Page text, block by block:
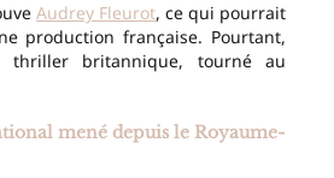
Audrey Fleurot, ce qui pourrait
production française. Pourtant,
britannique, tourné au
mené depuis le Royaume-